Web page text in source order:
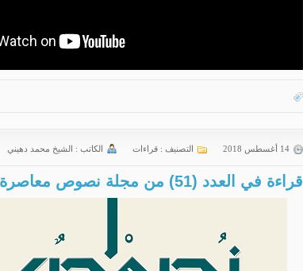
14 أغسطس 2018 التصنيف : قراءات الكاتب : الشیخ محمد دهیني
قراءة في العدد (51) من مجلة نصوص معاصرة